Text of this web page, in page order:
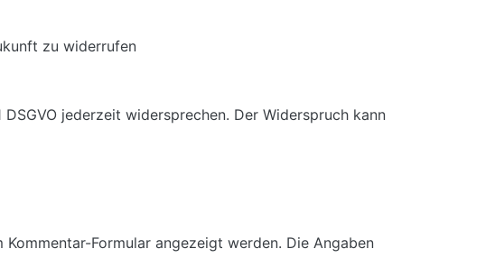
zu widerrufen
jederzeit widersprechen. Der Widerspruch kann
Formular angezeigt werden. Die Angaben